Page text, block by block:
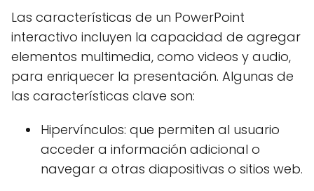
Las características de un PowerPoint
interactivo incluyen la capacidad de agregar
elementos multimedia, como videos y audio,
para enriquecer la presentación. Algunas de
las características clave son:
Hipervínculos: que permiten al usuario
acceder a información adicional o
navegar a otras diapositivas o sitios web.